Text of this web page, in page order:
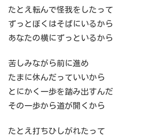
たとえ転んで怪我をしたって
ずっとぼくはそばにいるから
あなたの横にずっといるから
苦しみながら前に進め
たまに休んだっていいから
とにかく一歩を踏み出すんだ
その一歩から道が開くから
たとえ打ちひしがれたって